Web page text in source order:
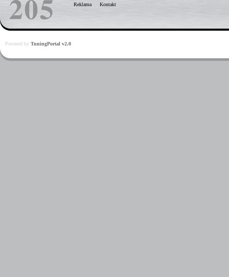
Reklama
Kontakt
Powered by TuningPortal v2.0